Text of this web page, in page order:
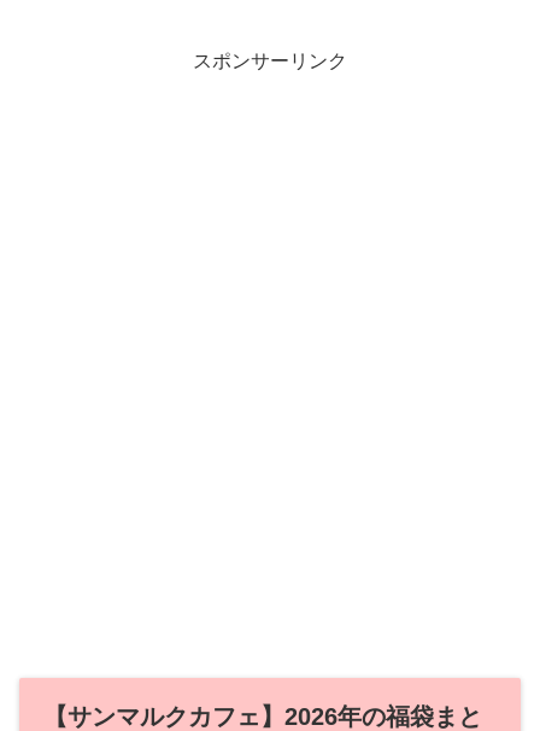
スポンサーリンク
【サンマルクカフェ】2026年の福袋まと